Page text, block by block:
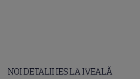
NOI DETALII IES LA IVEALĂ